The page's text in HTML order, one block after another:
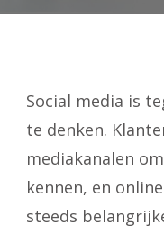
Social media is
te denken.
mediakanalen
kennen, en
steeds